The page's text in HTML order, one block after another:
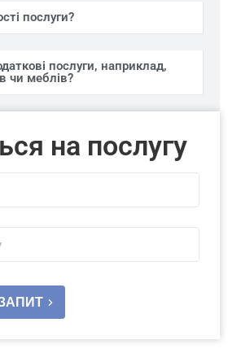
послуги?
послуги, наприклад,
чи меблів?
на послугу